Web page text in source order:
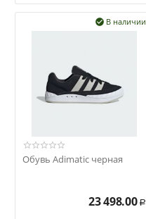
В наличии

Обувь Adimatic черная
23 498.00 Р